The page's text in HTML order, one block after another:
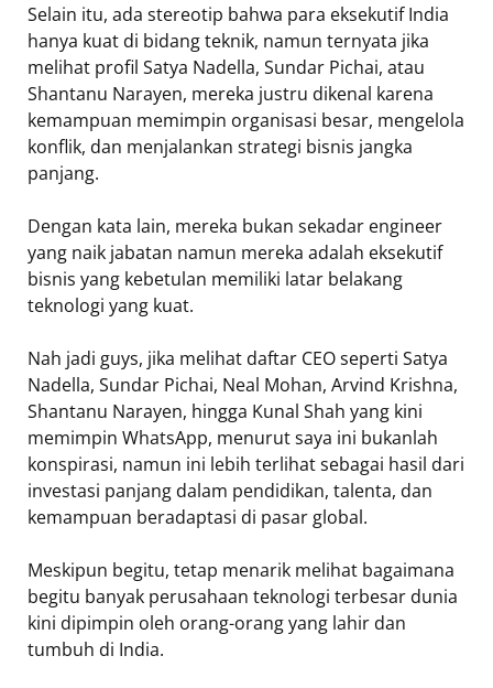
Selain itu, ada stereotip bahwa para eksekutif India
hanya kuat di bidang teknik, namun ternyata jika
melihat profil Satya Nadella, Sundar Pichai, atau
Shantanu Narayen, mereka justru dikenal karena
kemampuan memimpin organisasi besar, mengelola
konflik, dan menjalankan strategi bisnis jangka
panjang.
Dengan kata lain, mereka bukan sekadar engineer
yang naik jabatan namun mereka adalah eksekutif
bisnis yang kebetulan memiliki latar belakang
teknologi yang kuat.
Nah jadi guys, jika melihat daftar CEO seperti Satya
Nadella, Sundar Pichai, Neal Mohan, Arvind Krishna,
Shantanu Narayen, hingga Kunal Shah yang kini
memimpin WhatsApp, menurut saya ini bukanlah
konspirasi, namun ini lebih terlihat sebagai hasil dari
investasi panjang dalam pendidikan, talenta, dan
kemampuan beradaptasi di pasar global.
Meskipun begitu, tetap menarik melihat bagaimana
begitu banyak perusahaan teknologi terbesar dunia
kini dipimpin oleh orang-orang yang lahir dan
tumbuh di India.